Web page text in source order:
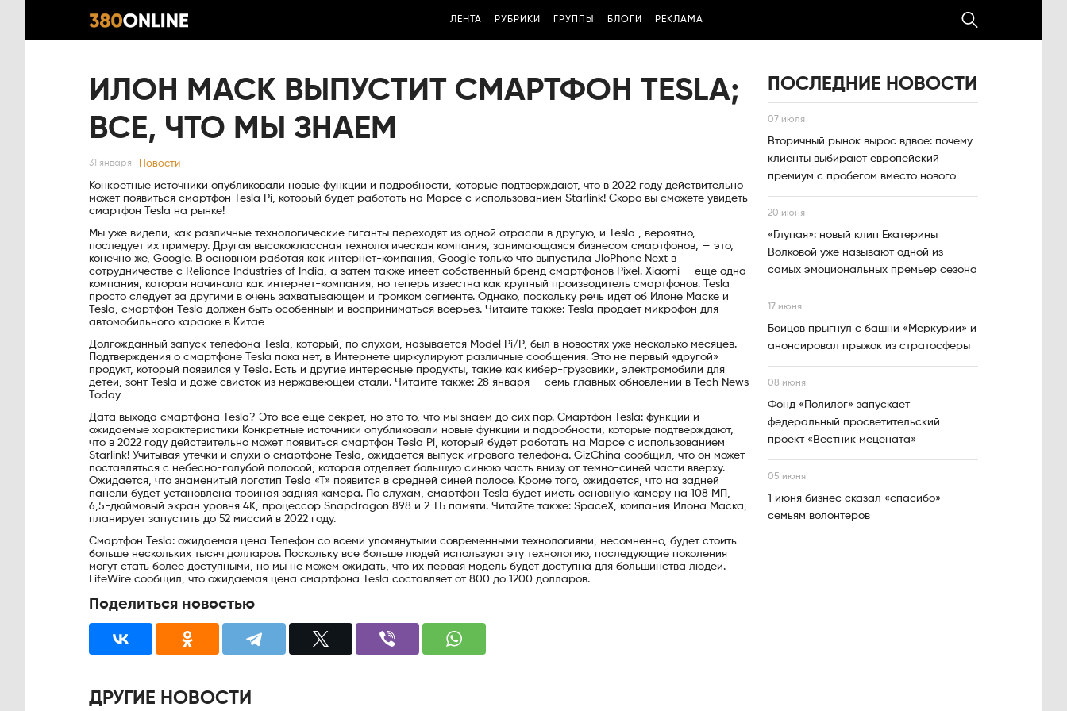
ЛЕНТА РУБРИКИ ГРУППЫ БЛОГИ РЕКЛАМА
ИЛОН МАСК ВЫПУСТИТ СМАРТФОН TESLA;
ВСЕ, ЧТО МЫ ЗНАЕМ
31 января Новости
Конкретные источники опубликовали новые функции и подробности, которые подтверждают, что в 2022 году действительно
может появиться смартфон Tesla Pi, который будет работать на Марсе с использованием Starlink! Скоро вы сможете увидеть
смартфон Tesla на рынке!
Мы уже видели, как различные технологические гиганты переходят из одной отрасли в другую, и Tesla , вероятно,
последует их примеру. Другая высококлассная технологическая компания, занимающаяся бизнесом смартфонов, — это,
конечно же, Google. В основном работая как интернет-компания, Google только что выпустила JioPhone Next в
сотрудничестве с Reliance Industries of India, а затем также имеет собственный бренд смартфонов Pixel. Xiaomi — еще одна
компания, которая начинала как интернет-компания, но теперь известна как крупный производитель смартфонов. Tesla
просто следует за другими в очень захватывающем и громком сегменте. Однако, поскольку речь идет об Илоне Маске и
Tesla, смартфон Tesla должен быть особенным и восприниматься всерьез. Читайте также: Tesla продает микрофон для
автомобильного караоке в Китае
Долгожданный запуск телефона Tesla, который, по слухам, называется Model Pi/P, был в новостях уже несколько месяцев.
Подтверждения о смартфоне Tesla пока нет, в Интернете циркулируют различные сообщения. Это не первый «другой»
продукт, который появился у Tesla. Есть и другие интересные продукты, такие как кибер-грузовики, электромобили для
детей, зонт Tesla и даже свисток из нержавеющей стали. Читайте также: 28 января — семь главных обновлений в Tech News
Today
Дата выхода смартфона Tesla? Это все еще секрет, но это то, что мы знаем до сих пор. Смартфон Tesla: функции и
ожидаемые характеристики Конкретные источники опубликовали новые функции и подробности, которые подтверждают,
что в 2022 году действительно может появиться смартфон Tesla Pi, который будет работать на Марсе с использованием
Starlink! Учитывая утечки и слухи о смартфоне Tesla, ожидается выпуск игрового телефона. GizChina сообщил, что он может
поставляться с небесно-голубой полосой, которая отделяет большую синюю часть внизу от темно-синей части вверху.
Ожидается, что знаменитый логотип Tesla «T» появится в средней синей полосе. Кроме того, ожидается, что на задней
панели будет установлена ​​тройная задняя камера. По слухам, смартфон Tesla будет иметь основную камеру на 108 МП,
6,5-дюймовый экран уровня 4K, процессор Snapdragon 898 и 2 ТБ памяти. Читайте также: SpaceX, компания Илона Маска,
планирует запустить до 52 миссий в 2022 году.
Смартфон Tesla: ожидаемая цена Телефон со всеми упомянутыми современными технологиями, несомненно, будет стоить
больше нескольких тысяч долларов. Поскольку все больше людей используют эту технологию, последующие поколения
могут стать более доступными, но мы не можем ожидать, что их первая модель будет доступна для большинства людей.
LifeWire сообщил, что ожидаемая цена смартфона Tesla составляет от 800 до 1200 долларов.
Поделиться новостью
ПОСЛЕДНИЕ НОВОСТИ
07 июля
Вторичный рынок вырос вдвое: почему
клиенты выбирают европейский
премиум с пробегом вместо нового
20 июня
«Глупая»: новый клип Екатерины
Волковой уже называют одной из
самых эмоциональных премьер сезона
17 июня
Бойцов прыгнул с башни «Меркурий» и
анонсировал прыжок из стратосферы
08 июня
Фонд «Полилог» запускает
федеральный просветительский
проект «Вестник мецената»
05 июня
1 июня бизнес сказал «спасибо»
семьям волонтеров
ДРУГИЕ НОВОСТИ